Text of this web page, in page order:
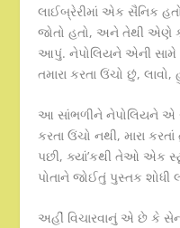
લાઈબ્રેરીમાં એક સૈનિક
જોતો હતો, અને તેથી એણે
આપું. નેપોલિયને એની સામે
તમારા કરતા ઉંચો છું,
આ સાંભળીને નેપોલિયને એ
કરતા ઉંચો નથી, મારા
પછી, ક્યાં’કથી તેઓ એક
પોતાને જોઈતું પુસ્તક શોધી
અહીં વિચારવાનું એ છે કે